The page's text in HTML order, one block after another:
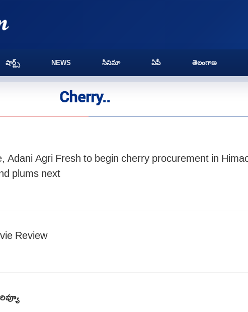
షార్ట్స్ NEWS సినిమా ఏపీ తెలంగాణ
Cherry..
Adani Agri Fresh to begin cherry procurement in
plums next
Review